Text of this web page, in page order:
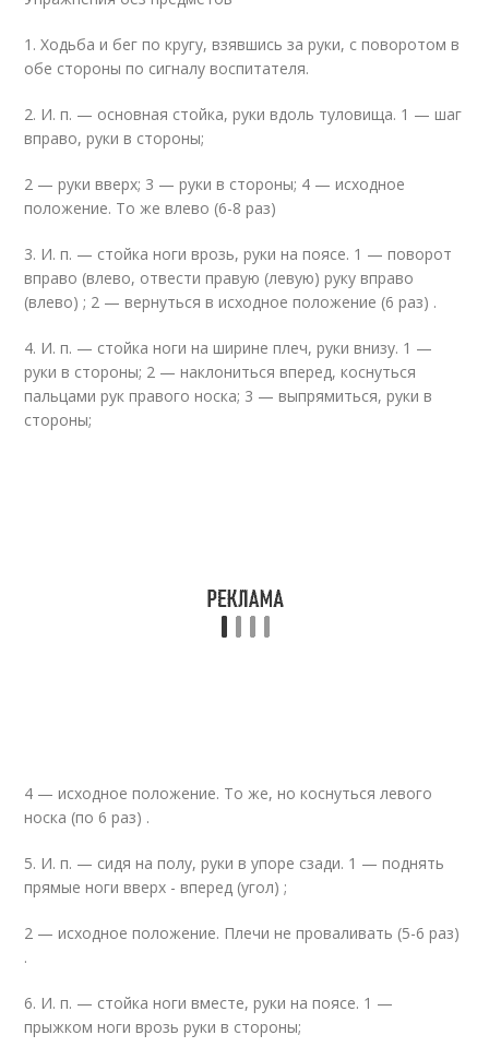
1. Ходьба и бег по кругу, взявшись за руки, с поворотом в
обе стороны по сигналу воспитателя.
2. И. п. — основная стойка, руки вдоль туловища. 1 — шаг
вправо, руки в стороны;
2 — руки вверх; 3 — руки в стороны; 4 — исходное
положение. То же влево (6-8 раз)
3. И. п. — стойка ноги врозь, руки на поясе. 1 — поворот
вправо (влево, отвести правую (левую) руку вправо
(влево) ; 2 — вернуться в исходное положение (6 раз) .
4. И. п. — стойка ноги на ширине плеч, руки внизу. 1 —
руки в стороны; 2 — наклониться вперед, коснуться
пальцами рук правого носка; 3 — выпрямиться, руки в
стороны;
4 — исходное положение. То же, но коснуться левого
носка (по 6 раз) .
5. И. п. — сидя на полу, руки в упоре сзади. 1 — поднять
прямые ноги вверх - вперед (угол) ;
2 — исходное положение. Плечи не проваливать (5-6 раз)
.
6. И. п. — стойка ноги вместе, руки на поясе. 1 —
прыжком ноги врозь руки в стороны;